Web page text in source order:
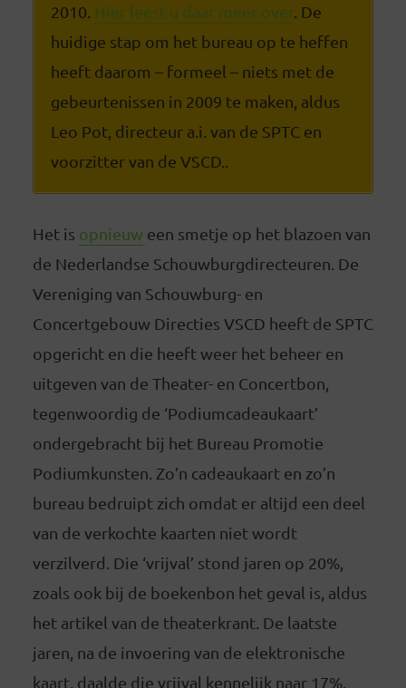
2010. Hier leest u daar meer over. De
huidige stap om het bureau op te heffen
heeft daarom – formeel – niets met de
gebeurtenissen in 2009 te maken, aldus
Leo Pot, directeur a.i. van de SPTC en
voorzitter van de VSCD..
Het is opnieuween smetje op het blazoen van
de Nederlandse Schouwburgdirecteuren. De
Vereniging van Schouwburg- en
Concertgebouw Directies VSCD heeft de SPTC
opgericht en die heeft weer het beheer en
uitgeven van de Theater- en Concertbon,
tegenwoordig de ‘Podiumcadeaukaart’
ondergebracht bij het Bureau Promotie
Podiumkunsten. Zo’n cadeaukaart en zo’n
bureau bedruipt zich omdat er altijd een deel
van de verkochte kaarten niet wordt
verzilverd. Die ‘vrijval’ stond jaren op 20%,
zoals ook bij de boekenbon het geval is, aldus
het artikel van de theaterkrant. De laatste
jaren, na de invoering van de elektronische
kaart, daalde die vrijval kennelijk naar 17%.